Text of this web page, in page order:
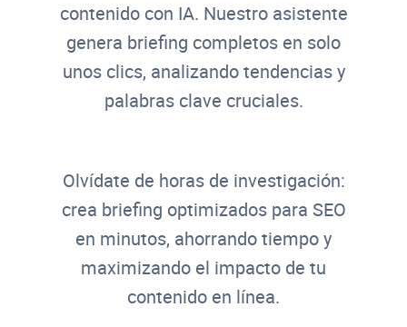
contenido con IA. Nuestro asistente
genera briefing completos en solo
unos clics, analizando tendencias y
palabras clave cruciales.
Olvídate de horas de investigación:
crea briefing optimizados para SEO
en minutos, ahorrando tiempo y
maximizando el impacto de tu
contenido en línea.